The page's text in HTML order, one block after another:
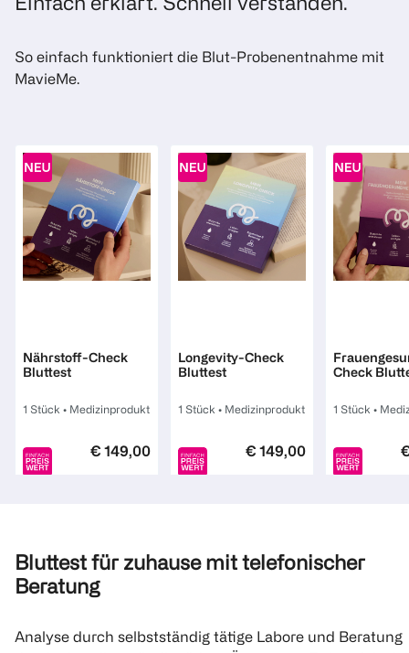
So einfach funktioniert die Blut-Probenentnahme mit
MavieMe.
Nährstoff-Check
Bluttest
1 Stück • Medizinprodukt
€ 149,00
Longevity-Check
Bluttest
1 Stück • Medizinprodukt
€ 149,00
Check
1 Stück •
Bluttest für zuhause mit telefonischer
Beratung
Analyse durch selbstständig tätige Labore und Beratung